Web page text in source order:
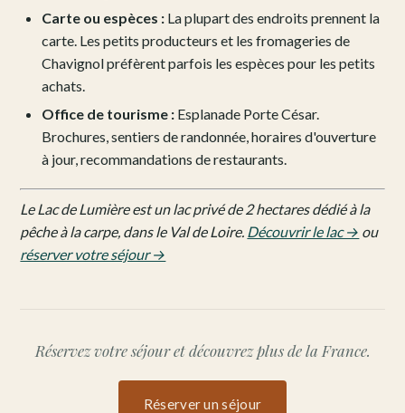
Carte ou espèces : La plupart des endroits prennent la
carte. Les petits producteurs et les fromageries de
Chavignol préfèrent parfois les espèces pour les petits
achats.
Office de tourisme : Esplanade Porte César.
Brochures, sentiers de randonnée, horaires d'ouverture
à jour, recommandations de restaurants.
Le Lac de Lumière est un lac privé de 2 hectares dédié à la
pêche à la carpe, dans le Val de Loire. Découvrir le lac → ou
réserver votre séjour →
Réservez votre séjour et découvrez plus de la France.
Réserver un séjour